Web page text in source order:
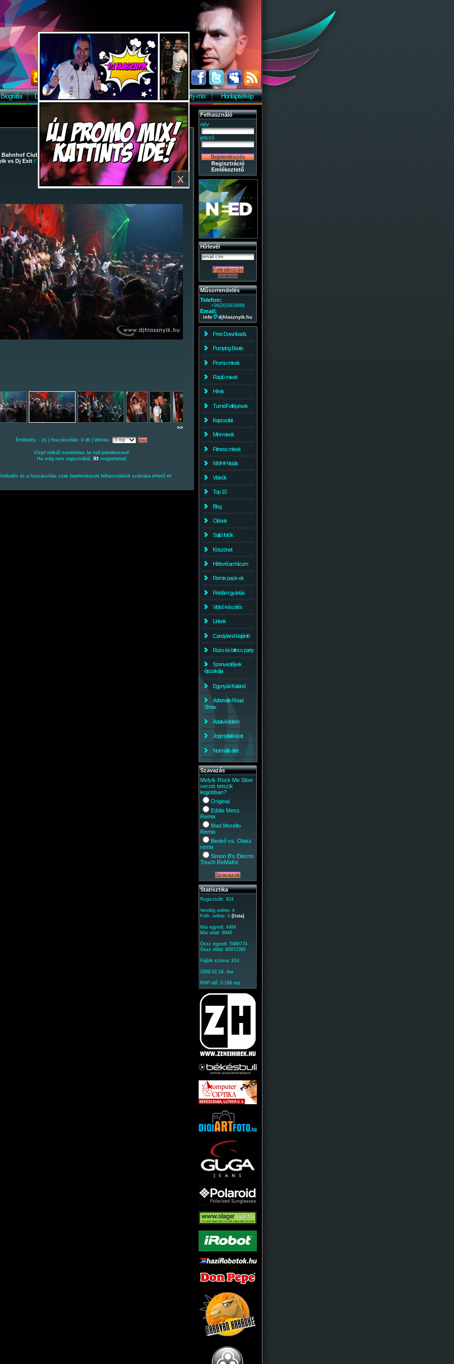
X
Biográfia Discográfia Képek Letöltés Vendégkönyv Party-mix Honlaptérkép
Bahnhof Club /2009-02-28 - Party-mix Night Tour 2009. - Dj
vs Dj Exit / 248
>>
Értékelés: - (0) | Hozzászólás: 0 db | Vetítés:
Vízjel nélküli mentéshez be kell jelentkezned!
Ha még nem regisztráltál, ittmegteheted!
és a hozzászólás csak bejelentkezett felhasználóink számára érhető el!
Felhasználó
név
jelszó
Regisztráció
Emlékeztető
Hírlevél
Műsorrendelés
Telefon:
+36(20)3919666
Email:
info djhlasznyik.hu
Free Downloads
Pumping Beats
Promo mixek
Rádió mixek
Hírek
Turné/Fellépések
Kapcsolat
Mini-mixek
Fitness mixek
NMHH listák
Videók
Top 10
Blog
Cikkek
Sajtó fotók
Köszönet
Hírlevél archícum
Remix pack-ok
Reklám gyártás
Videó készítés
Linkek
Candyland kiajánló
Rúzs és bilincs party
Szenvedélyek
éjszakája
Egynyári Kaland
Adrenalin Road
Show
Adatvédelem
Jogi nyilatkozat
Normális élet
Szavazás
Melyik Rock Me Slow
verzió tetszik
legjobban?
Original
Eddie Mess
Remix
Mad Morello
Remix
Benkő vs. Olasz
remix
Simon B's Elecrto
Touch ReMaKe
Statisztika
Regisztrált: 824
Vendég online: 4
Felh. online: 0 (lista)
Mai egyedi: 4484
Mai oldal: 8946
Össz egyedi: 5988774
Össz oldal: 60972380
Fájlok száma: 814
2009.02.18. óta
PHP idő: 0.186 mp